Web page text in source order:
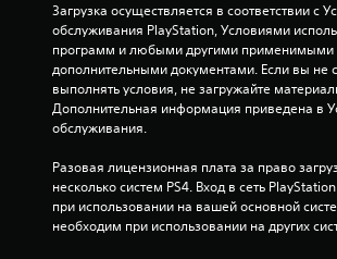
Загрузка осуществляется в соответствии с
обслуживания PlayStation, Условиями
программ и любыми другими применимыми
дополнительными документами. Если вы не
выполнять условия, не загружайте
Дополнительная информация приведена в
обслуживания.
Разовая лицензионная плата за право
несколько систем PS4. Вход в сеть
при использовании на вашей основной
необходим при использовании на других